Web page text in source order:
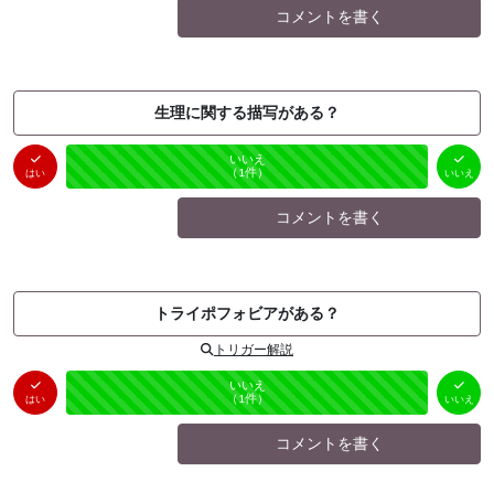
コメントを書く
生理に関する描写がある？
はい
はい
（0件）
未投票
いいえ
（1件） いいえ
コメントを書く
トライポフォビアがある？
トリガー解説
はい
はい
（0件）
未投票
いいえ
（1件） いいえ
コメントを書く